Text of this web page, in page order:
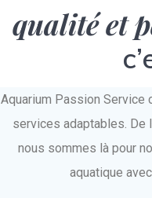
qualité et
Aquarium Passion
services adaptables. De
nous sommes là pour
aquatique